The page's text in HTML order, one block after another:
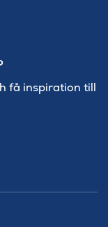
få inspiration till